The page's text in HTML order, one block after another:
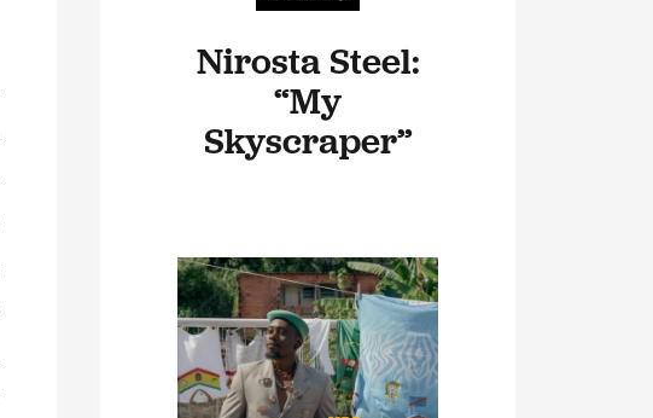
Nirosta Steel:
“My
Skyscraper”